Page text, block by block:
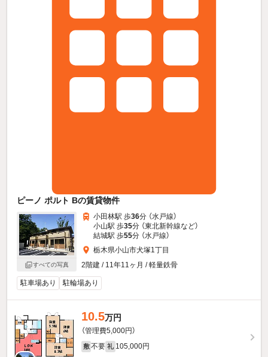
ピーノ ポルト Bの賃貸物件
すべての写真
小田林駅 歩36分 （水戸線）
小山駅 歩35分 （東北新幹線など）
結城駅 歩55分 （水戸線）
栃木県小山市犬塚1丁目
2階建 / 11年11ヶ月 / 軽量鉄骨
駐車場あり 駐輪場あり
10.5万円
（管理費5,000円）
敷 不要 礼 105,000円